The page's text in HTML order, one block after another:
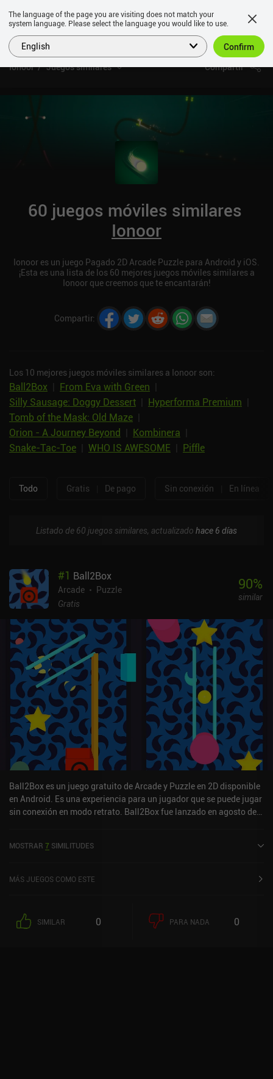
Ionoor Juegos similares Compartir
60 juegos móviles similares
Ionoor
Ionoor es un juego Pagado 2D Arcade Puzzle para Android y iOS.
¡Esta es una lista de los 60 mejores juegos móviles similares a
Ionoor que creemos que te encantarán!
Compartir:
Los 10 mejores juegos móviles similares a Ionoor son:
Ball2Box From Eva with Green
Silly Sausage: Doggy Dessert
Hyperforma Premium
Tomb of the Mask: Old Maze
Orion - A Journey Beyond
Kombinera
Snake-Tac-Toe
WHO IS AWESOME Piffle
Todo Gratis De pago Sin conexión En línea
Listado de 60 juegos similares, actualizado hace 6 días
#1 Ball2Box
Arcade
Puzzle
Gratis
90%
similar
Ball2Box es un juego gratuito de Arcade y Puzzle en 2D disponible
en Android. Es una experiencia para un jugador que se puede jugar
sin conexión en modo retrato. Ball2Box fue lanzado en agosto de
MOSTRAR 7 SIMILITUDES
MÁS JUEGOS COMO ESTE
SIMILAR 0 PARA NADA 0
The language of the page you are visiting does not match your
system language. Please select the language you would like to use.
English Confirm